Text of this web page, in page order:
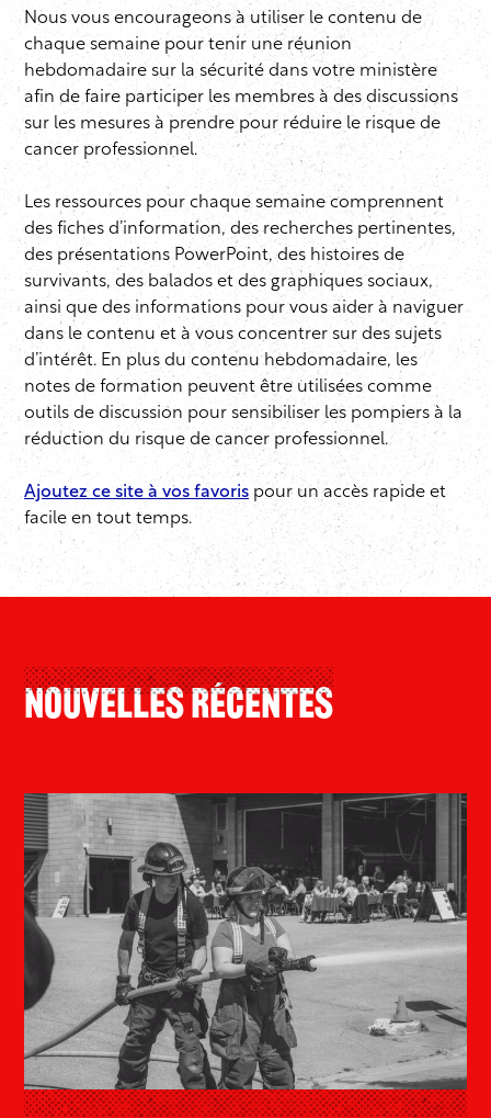
Nous vous encourageons à utiliser le contenu de
chaque semaine pour tenir une réunion
hebdomadaire sur la sécurité dans votre ministère
afin de faire participer les membres à des discussions
sur les mesures à prendre pour réduire le risque de
cancer professionnel.
Les ressources pour chaque semaine comprennent
des fiches d’information, des recherches pertinentes,
des présentations PowerPoint, des histoires de
survivants, des balados et des graphiques sociaux,
ainsi que des informations pour vous aider à naviguer
dans le contenu et à vous concentrer sur des sujets
d’intérêt. En plus du contenu hebdomadaire, les
notes de formation peuvent être utilisées comme
outils de discussion pour sensibiliser les pompiers à la
réduction du risque de cancer professionnel.
Ajoutez ce site à vos favoris pour un accès rapide et
facile en tout temps.
Nouvelles Récentes